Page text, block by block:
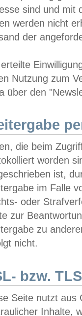
sind und mit
werden nicht
der
Nutzung zum
über den
die beim
worden
ist,
im Falle
oder
zur
zu
nicht.
bzw.
Seite nutzt aus
Inhalte,